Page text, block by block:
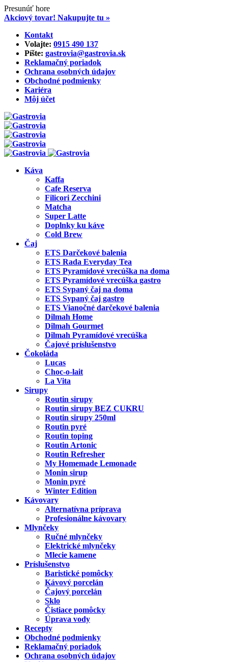
Presunúť hore
Akciový tovar! Nakupujte tu »
content
Kontakt
Volajte: 0915 490 137‬
Píšte: gastrovia@gastrovia.sk‬
Reklamačný poriadok
Ochrana osobných údajov
Obchodné podmienky
Kariéra
Môj účet
Káva
Kaffa
Cafe Reserva
Filicori Zecchini
Matcha
Super Latte
Doplnky ku káve
Cold Brew
Čaj
ETS Darčekové balenia
ETS Rada Everyday Tea
ETS Pyramídové vrecúška na doma
ETS Pyramídové vrecúška gastro
ETS Sypaný čaj na doma
ETS Sypaný čaj gastro
ETS Vianočné darčekové balenia
Dilmah Home
Dilmah Gourmet
Dilmah Pyramídové vrecúška
Čajové príslušenstvo
Čokoláda
Lucas
Choc-o-lait
La Vita
Sirupy
Routin sirupy
Routin sirupy BEZ CUKRU
Routin sirupy 250ml
Routin pyré
Routin toping
Routin Artonic
Routin Refresher
My Homemade Lemonade
Monin sirup
Monin pyré
Winter Edition
Kávovary
Alternatívna príprava
Profesionálne kávovary
Mlynčeky
Ručné mlynčeky
Elektrické mlynčeky
Mlecie kamene
Príslušenstvo
Baristické pomôcky
Kávový porcelán
Čajový porcelán
Sklo
Čistiace pomôcky
Úprava vody
Recepty
Obchodné podmienky
Reklamačný poriadok
Ochrana osobných údajov